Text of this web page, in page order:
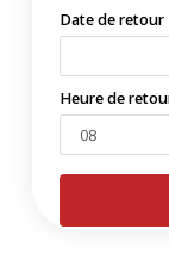
Date de retour
Heure de